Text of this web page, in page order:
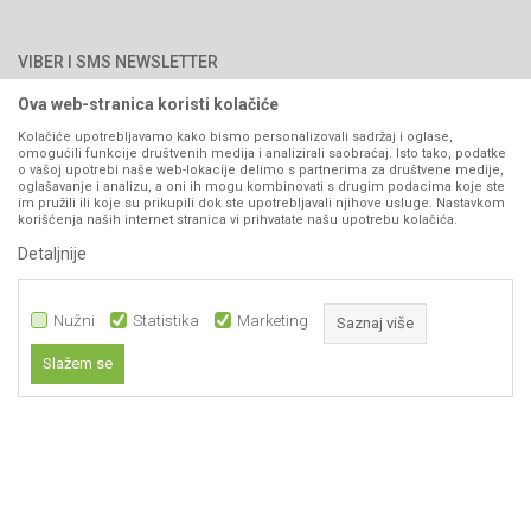
Kontakt
Pravo na odustajanje
Reklamacije
Povraćaj sredstava
Zamjena artikala
Plaćanje karticama
VIBER I SMS NEWSLETTER
PRATITE NAS
Ova web-stranica koristi kolačiće
Kolačiće upotrebljavamo kako bismo personalizovali sadržaj i oglase,
omogućili funkcije društvenih medija i analizirali saobraćaj. Isto tako, podatke
o vašoj upotrebi naše web-lokacije delimo s partnerima za društvene medije,
oglašavanje i analizu, a oni ih mogu kombinovati s drugim podacima koje ste
im pružili ili koje su prikupili dok ste upotrebljavali njihove usluge. Nastavkom
korišćenja naših internet stranica vi prihvatate našu upotrebu kolačića.
Detaljnije
Nužni Statistika Marketing Saznaj više
Slažem se